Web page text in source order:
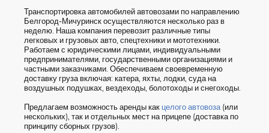
Транспортировка автомобилей автовозами по направлению
Белгород-Мичуринск осуществляются несколько раз в
неделю. Наша компания перевозит различные типы
легковых и грузовых авто, спецтехники и мототехники.
Работаем с юридическими лицами, индивидуальными
предпринимателями, государственными организациями и
частными заказчиками. Обеспечиваем своевременную
доставку груза включая: катера, яхты, лодки, суда на
воздушных подушках, вездеходы, болотоходы и снегоходы.
Предлагаем возможность аренды как целого автовоза(или
нескольких), так и отдельных мест на прицепе (доставка по
принципу сборных грузов).